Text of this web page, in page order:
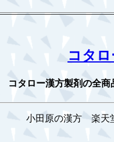
コタ
コタロー漢方製剤の全
小田原の漢方 楽天